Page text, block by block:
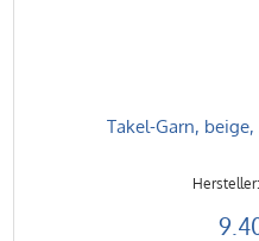
Takel-Garn,